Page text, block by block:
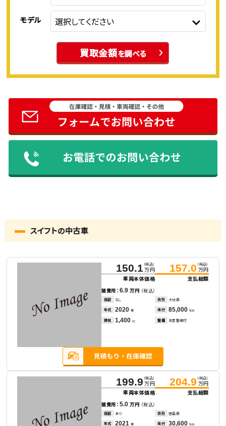
モデル
買取金額を調べる
スイフトの中古車
150.1 （税込）
万円
車両本体価格
157.0 （税込）
万円
支払総額
諸費用：6.9万円 （税込）
保証 なし 住所 大分県
年式 2020 年 走行 85,000 km
排気 1,400 cc 整備 法定整備付
199.9 （税込）
万円
車両本体価格
204.9 （税込）
万円
支払総額
諸費用：5.0万円 （税込）
保証 あり 住所 徳島県
年式 2021 年 走行 30,600 km